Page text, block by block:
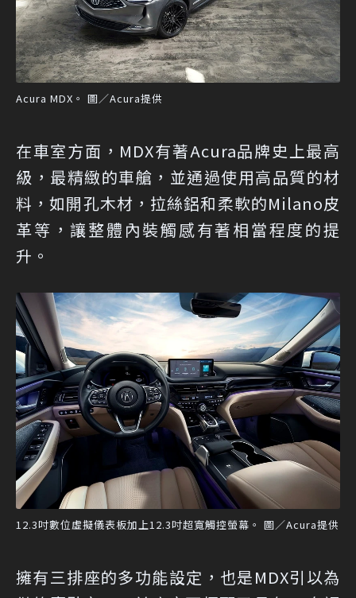
Acura MDX。 圖／Acura提供
在車室方面，MDX有著Acura品牌史上最高
級，最精緻的車艙，並通過使用高品質的材
料，如開孔木材，拉絲鋁和柔軟的Milano皮
革等，讓整體內裝觸感有著相當程度的提
升。
12.3吋數位虛擬儀表板加上12.3吋超寬觸控螢幕。 圖／Acura提供
擁有三排座的多功能設定，也是MDX引以為